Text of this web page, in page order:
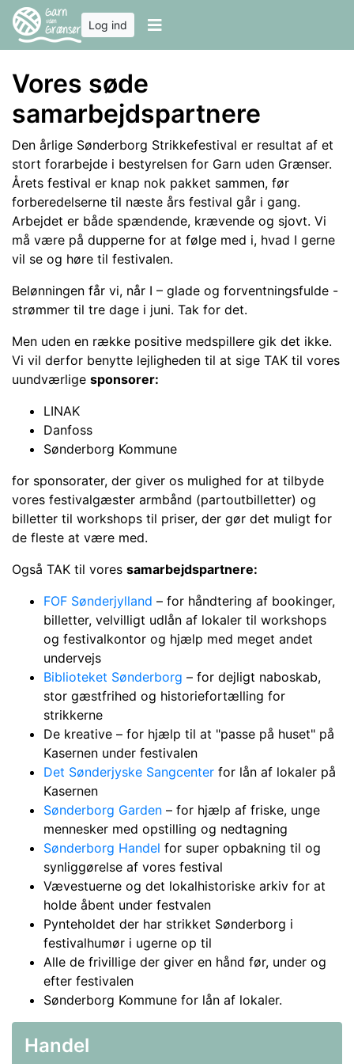
Log ind
Vores søde
samarbejdspartnere
Den årlige Sønderborg Strikkefestival er resultat af et
stort forarbejde i bestyrelsen for Garn uden Grænser.
Årets festival er knap nok pakket sammen, før
forberedelserne til næste års festival går i gang.
Arbejdet er både spændende, krævende og sjovt. Vi
må være på dupperne for at følge med i, hvad I gerne
vil se og høre til festivalen.
Belønningen får vi, når I – glade og forventningsfulde -
strømmer til tre dage i juni. Tak for det.
Men uden en række positive medspillere gik det ikke.
Vi vil derfor benytte lejligheden til at sige TAK til vores
uundværlige sponsorer:
LINAK
Danfoss
Sønderborg Kommune
for sponsorater, der giver os mulighed for at tilbyde
vores festivalgæster armbånd (partoutbilletter) og
billetter til workshops til priser, der gør det muligt for
de fleste at være med.
Også TAK til vores samarbejdspartnere:
FOF Sønderjylland – for håndtering af bookinger,
billetter, velvilligt udlån af lokaler til workshops
og festivalkontor og hjælp med meget andet
undervejs
Biblioteket Sønderborg – for dejligt naboskab,
stor gæstfrihed og historiefortælling for
strikkerne
De kreative – for hjælp til at "passe på huset" på
Kasernen under festivalen
Det Sønderjyske Sangcenter for lån af lokaler på
Kasernen
Sønderborg Garden – for hjælp af friske, unge
mennesker med opstilling og nedtagning
Sønderborg Handel for super opbakning til og
synliggørelse af vores festival
Vævestuerne og det lokalhistoriske arkiv for at
holde åbent under festvalen
Pynteholdet der har strikket Sønderborg i
festivalhumør i ugerne op til
Alle de frivillige der giver en hånd før, under og
efter festivalen
Sønderborg Kommune for lån af lokaler.
Handel